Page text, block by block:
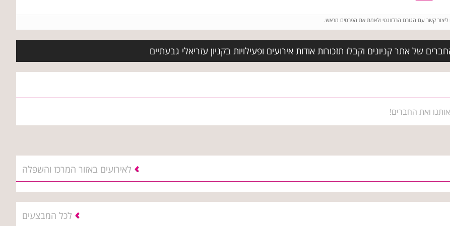
ליצור קשר עם הגורם הרלוונטי ולאמת את הפרטים מראש.
של אתר קניונים וקבלו תזכורות אודות אירועים ופעילויות בקניון עזריאלי גבעתיים
ואת החברים!
לאירועים באזור המרכז והשפלה
לכל המבצעים